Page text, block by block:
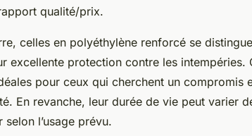
qualité/prix.
celles en polyéthylène renforcé se
excellente protection contre les intempéries.
pour ceux qui cherchent un compromis
En revanche, leur durée de vie peut varier
l’usage prévu.